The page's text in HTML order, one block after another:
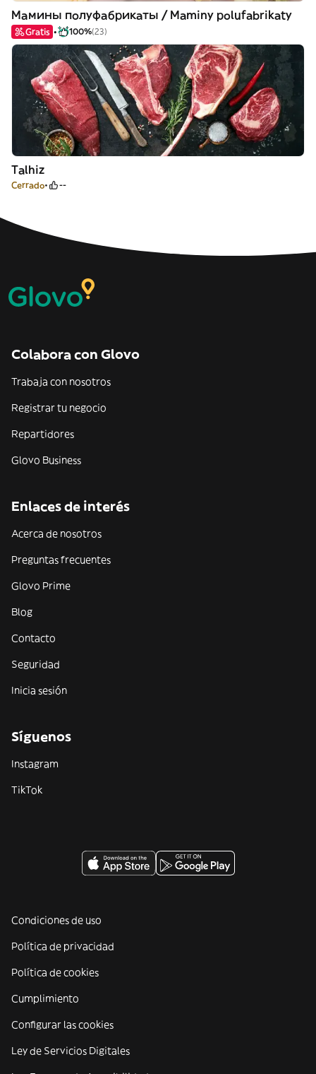
Мамины полуфабрикаты / Maminy polufabrikaty
Gratis 100%(23)
Talhiz
Cerrado --
Colabora con Glovo
Trabaja con nosotros
Registrar tu negocio
Repartidores
Glovo Business
Enlaces de interés
Acerca de nosotros
Preguntas frecuentes
Glovo Prime
Blog
Contacto
Seguridad
Inicia sesión
Síguenos
Instagram
TikTok
Condiciones de uso
Política de privacidad
Política de cookies
Cumplimiento
Configurar las cookies
Ley de Servicios Digitales